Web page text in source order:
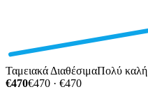
Ταμειακά ΔιαθέσιμαΠολύ καλή
€470€470 · €470